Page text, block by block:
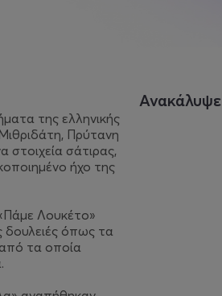
της ελληνικής
Πρύτανη
στοιχεία σάτιρας,
ήχο της
Λουκέτο»
δουλειές όπως τα
από τα οποία
Ανακάλυψε